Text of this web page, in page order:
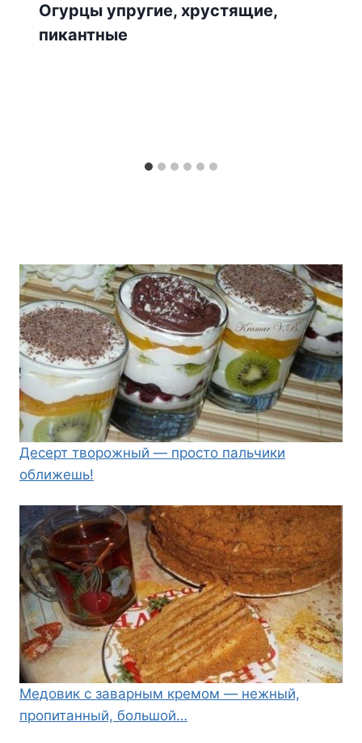
Огурцы упругие, хрустящие,
пикантные
Десерт творожный — просто пальчики
оближешь!
Медовик с заварным кремом — нежный,
пропитанный, большой…